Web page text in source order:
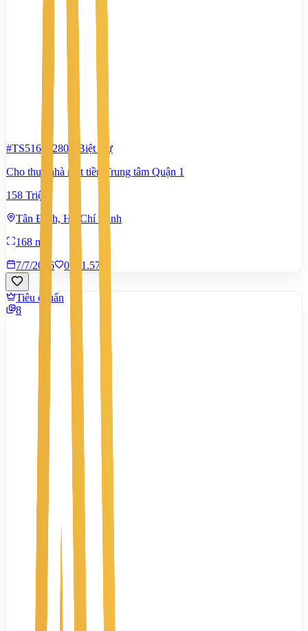
#TS51673280
Biệt thự
Cho thuê nhà mặt tiền Trung tâm Quận 1
158 Triệu
Tân Định, Hồ Chí Minh
168 m²
7/7/2026
0| 1.579
Tiêu chuẩn
8